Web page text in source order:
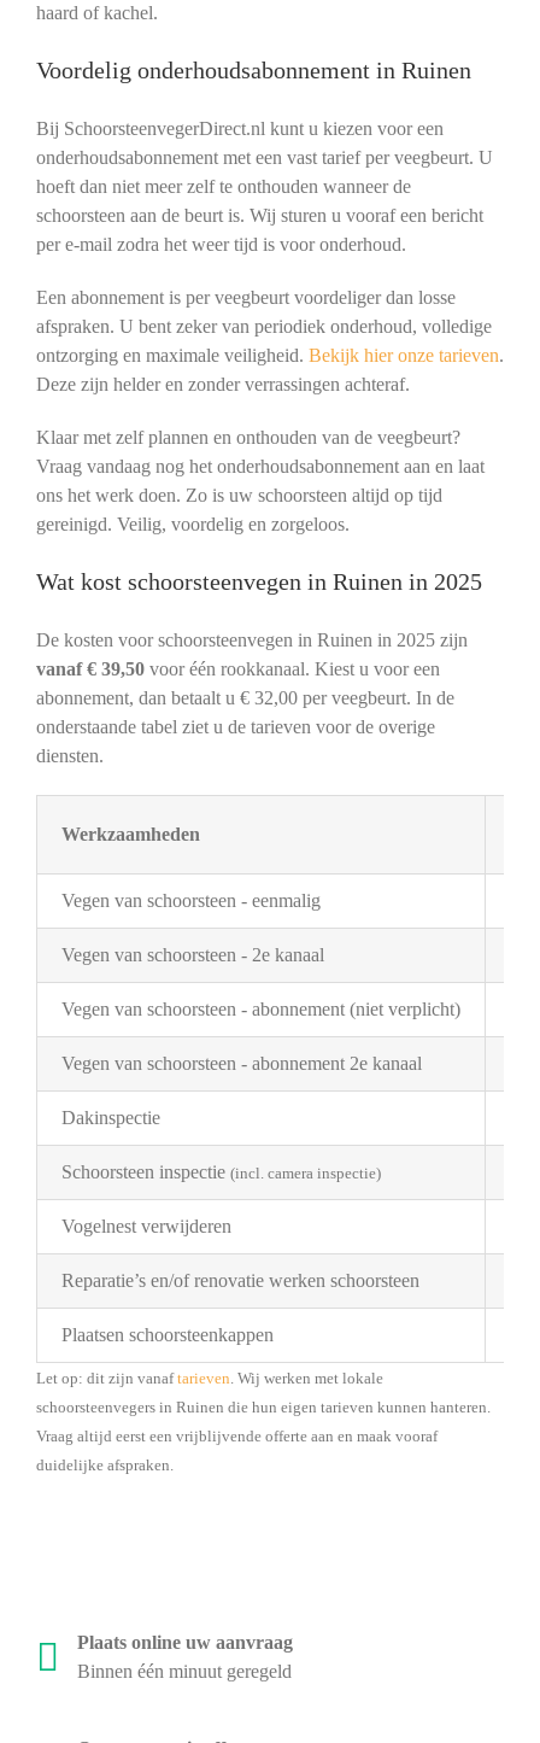
haard of kachel.
Voordelig onderhoudsabonnement in Ruinen
Bij SchoorsteenvegerDirect.nl kunt u kiezen voor een
onderhoudsabonnement met een vast tarief per veegbeurt. U
hoeft dan niet meer zelf te onthouden wanneer de
schoorsteen aan de beurt is. Wij sturen u vooraf een bericht
per e-mail zodra het weer tijd is voor onderhoud.
Een abonnement is per veegbeurt voordeliger dan losse
afspraken. U bent zeker van periodiek onderhoud, volledige
ontzorging en maximale veiligheid. Bekijk hier onze tarieven.
Deze zijn helder en zonder verrassingen achteraf.
Klaar met zelf plannen en onthouden van de veegbeurt?
Vraag vandaag nog het onderhoudsabonnement aan en laat
ons het werk doen. Zo is uw schoorsteen altijd op tijd
gereinigd. Veilig, voordelig en zorgeloos.
Wat kost schoorsteenvegen in Ruinen in 2025
De kosten voor schoorsteenvegen in Ruinen in 2025 zijn
vanaf € 39,50voor één rookkanaal. Kiest u voor een
abonnement, dan betaalt u € 32,00 per veegbeurt. In de
onderstaande tabel ziet u de tarieven voor de overige
diensten.
Werkzaamheden
Vegen van schoorsteen - eenmalig
Vegen van schoorsteen - 2e kanaal
Vegen van schoorsteen - abonnement (niet verplicht)
Vegen van schoorsteen - abonnement 2e kanaal
Dakinspectie
Schoorsteen inspectie (incl. camera inspectie)
Vogelnest verwijderen
Reparatie’s en/of renovatie werken schoorsteen
Plaatsen schoorsteenkappen
Let op: dit zijn vanaftarieven . Wij werken met lokale
schoorsteenvegers in Ruinen die hun eigen tarieven kunnen hanteren.
Vraag altijd eerst een vrijblijvende offerte aan en maak vooraf
duidelijke afspraken.
Plaats online uw aanvraag
Binnen één minuut geregeld